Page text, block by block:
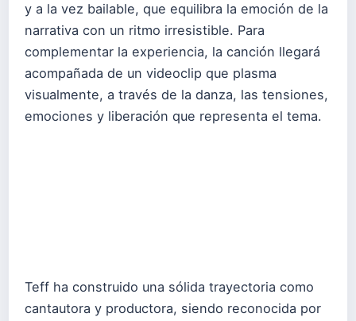
y a la vez bailable, que equilibra la emoción de la
narrativa con un ritmo irresistible. Para
complementar la experiencia, la canción llegará
acompañada de un videoclip que plasma
visualmente, a través de la danza, las tensiones,
emociones y liberación que representa el tema.
Teff ha construido una sólida trayectoria como
cantautora y productora, siendo reconocida por